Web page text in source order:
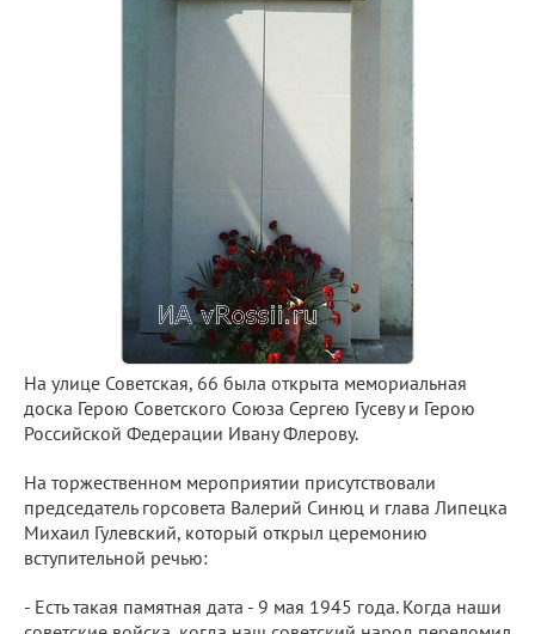
На улице Советская, 66 была открыта мемориальная
доска Герою Советского Союза Сергею Гусеву и Герою
Российской Федерации Ивану Флерову.
На торжественном мероприятии присутствовали
председатель горсовета Валерий Синюц и глава Липецка
Михаил Гулевский, который открыл церемонию
вступительной речью:
- Есть такая памятная дата - 9 мая 1945 года. Когда наши